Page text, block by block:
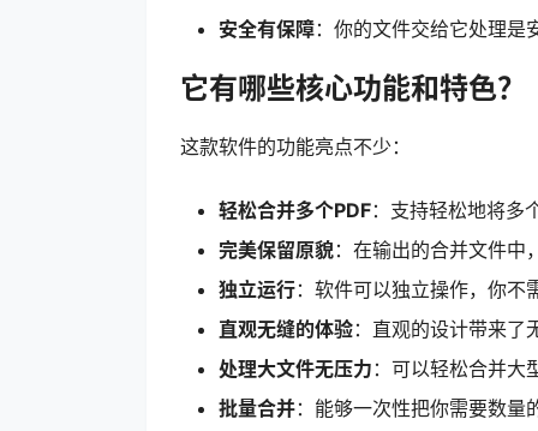
安全有保障：你的文件交给它处理是
它有哪些核心功能和特色？
这款软件的功能亮点不少：
轻松合并多个PDF：支持轻松地将多
完美保留原貌：在输出的合并文件中
独立运行：软件可以独立操作，你
直观无缝的体验：直观的设计带来了
处理大文件无压力 ：可以轻松合并大
批量合并：能够一次性把你需要数量